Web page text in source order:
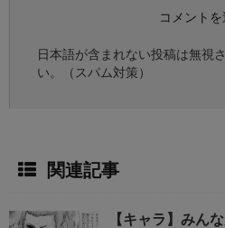
日本語が含まれない投稿は無視
い。（スパム対策）
関連記事
【キャラ】みん